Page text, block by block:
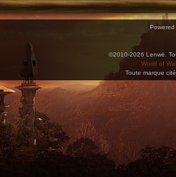
©2010-2026 Lenwë.
World of
Toute marque
au calendrier des évènements depuis d'autres